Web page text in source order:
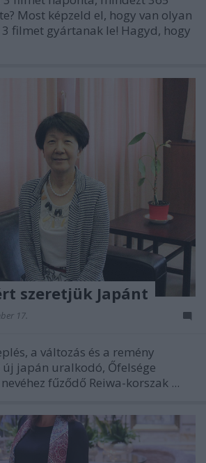
Most képzeld el, hogy van olyan
filmet gyártanak le! Hagyd, hogy
szeretjük Japánt
17.
a változás és a remény
új japán uralkodó, Őfelsége
fűződő Reiwa-korszak ...